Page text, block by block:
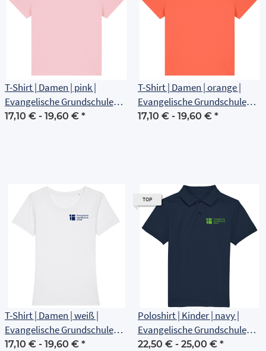
T-Shirt | Damen | pink |
Evangelische Grundschule
Erfurt
17,10 € - 19,60 € *
T-Shirt | Damen | orange |
Evangelische Grundschule
Erfurt
17,10 € - 19,60 € *
T-Shirt | Damen | weiß |
Evangelische Grundschule
Erfurt
17,10 € - 19,60 € *
TOP
Poloshirt | Kinder | navy |
Evangelische Grundschule
Erfurt
22,50 € - 25,00 € *